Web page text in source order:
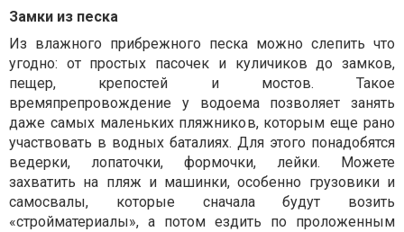
Замки из песка
Из влажного прибрежного песка можно слепить что
угодно: от простых пасочек и куличиков до замков,
пещер, крепостей и мостов. Такое
времяпрепровождение у водоема позволяет занять
даже самых маленьких пляжников, которым еще рано
участвовать в водных баталиях. Для этого понадобятся
ведерки, лопаточки, формочки, лейки. Можете
захватить на пляж и машинки, особенно грузовики и
самосвалы, которые сначала будут возить
«стройматериалы», а потом ездить по проложенным